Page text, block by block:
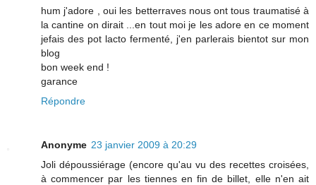
hum j'adore , oui les betterraves nous ont tous traumatisé à
la cantine on dirait ...en tout moi je les adore en ce moment
jefais des pot lacto fermenté, j'en parlerais bientot sur mon
blog
bon week end !
garance
Répondre
Anonyme 23 janvier 2009 à 20:29
Joli dépoussiérage (encore qu'au vu des recettes croisées,
à commencer par les tiennes en fin de billet, elle n'en ait